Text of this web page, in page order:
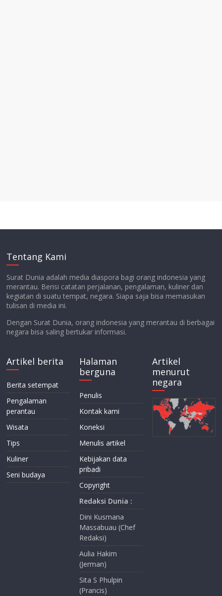
Tentang Kami
Surat Dunia adalah media diaspora bagi orang indonesia yang
merantau. Berisi catatan perjalanan, pengalaman, kuliner dan
kegiatan di suatu tempat, negara. Siapa saja bisa memasukan
tulisan di media ini.
Dengan Surat Dunia, orang indonesia yang merantau di berbagai
negara bisa saling bertukar informasi.
Artikel berita
Berita setempat
Pengalaman
perantau
Wisata
Tips
Kuliner
Seni budaya
Halaman
berguna
Penulis
Kontak kami
Koneksi
Menulis artikel
Kebijakan data
pribadi
Copyright
Redaksi Dunia :
Dini Kusmana
Massabuau (Chef
Redaksi)
Aulia Hakim
(Jerman)
Sita S Phulpin
(Prancis)
Artikel
menurut
negara